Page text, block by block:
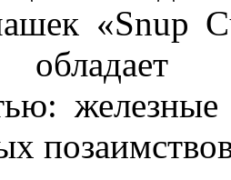
«Snup